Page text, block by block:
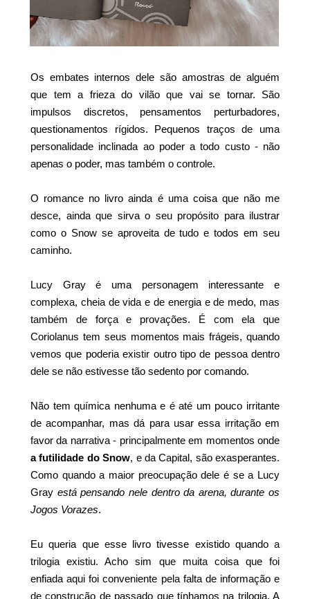
Os embates internos dele são amostras de alguém
que tem a frieza do vilão que vai se tornar. São
impulsos discretos, pensamentos perturbadores,
questionamentos rígidos. Pequenos traços de uma
personalidade inclinada ao poder a todo custo - não
apenas o poder, mas também o controle.
O romance no livro ainda é uma coisa que não me
desce, ainda que sirva o seu propósito para ilustrar
como o Snow se aproveita de tudo e todos em seu
caminho.
Lucy Gray é uma personagem interessante e
complexa, cheia de vida e de energia e de medo, mas
também de força e provações. É com ela que
Coriolanus tem seus momentos mais frágeis, quando
vemos que poderia existir outro tipo de pessoa dentro
dele se não estivesse tão sedento por comando.
Não tem química nenhuma e é até um pouco irritante
de acompanhar, mas dá para usar essa irritação em
favor da narrativa - principalmente em momentos onde
a futilidade do Snow, e da Capital, são exasperantes.
Como quando a maior preocupação dele é se a Lucy
Gray está pensando nele dentro da arena, durante os
Jogos Vorazes.
Eu queria que esse livro tivesse existido quando a
trilogia existiu. Acho sim que muita coisa que foi
enfiada aqui foi conveniente pela falta de informação e
de construção de passado que tínhamos na trilogia. A